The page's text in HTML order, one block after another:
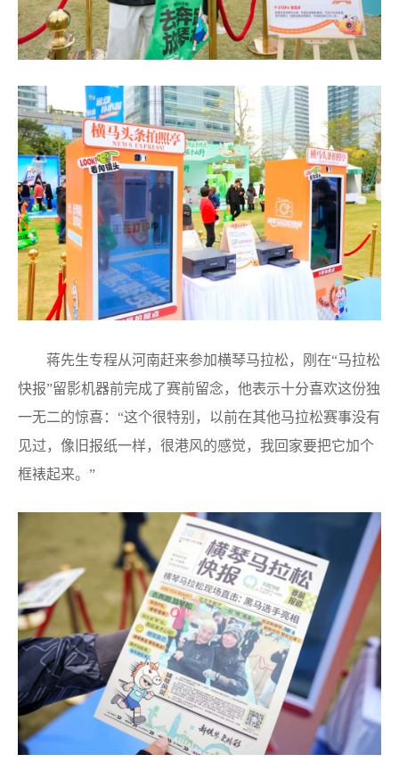
蒋先生专程从河南赶来参加横琴马拉松，刚在“马拉松
快报”留影机器前完成了赛前留念，他表示十分喜欢这份独
一无二的惊喜：“这个很特别，以前在其他马拉松赛事没有
见过，像旧报纸一样，很港风的感觉，我回家要把它加个
框裱起来。”